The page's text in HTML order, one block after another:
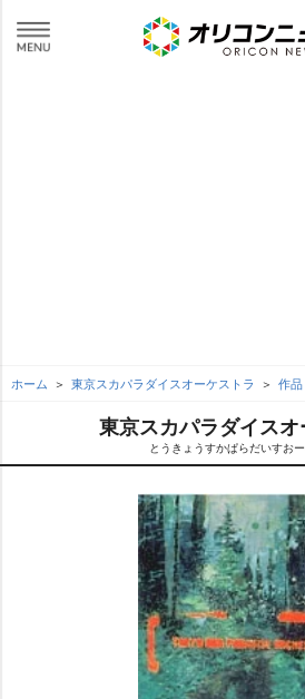
ホーム 東京スカパラダイスオーケストラ 作品
東京スカパラダイス
とうきょうすかぱらだいすお